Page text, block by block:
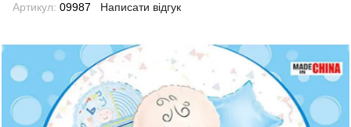
Артикул: 09987 Написати відгук